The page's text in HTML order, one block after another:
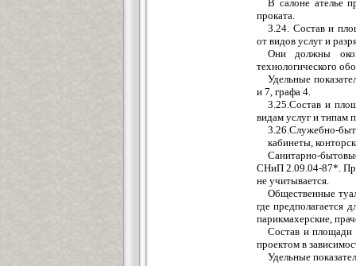
В салоне ателье
проката.
3.24. Состав и
от видов услуг и
Они должны
технологического
Удельные
и 7, графа 4.
3.25.Состав и
видам услуг и типам
3.26.Служебно-
кабинеты,
Санитарно-
СНиП 2.09.04-87*.
не учитывается.
Общественные
где предполагается
парикмахерские,
Состав и площади
проектом в
Удельные